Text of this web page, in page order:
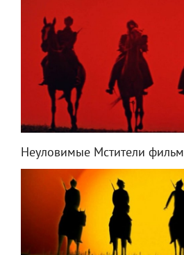
Неуловимые Мстители фильм